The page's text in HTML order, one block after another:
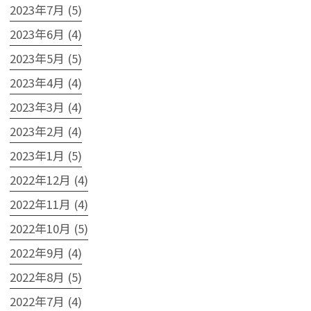
2023年7月 (5)
2023年6月 (4)
2023年5月 (5)
2023年4月 (4)
2023年3月 (4)
2023年2月 (4)
2023年1月 (5)
2022年12月 (4)
2022年11月 (4)
2022年10月 (5)
2022年9月 (4)
2022年8月 (5)
2022年7月 (4)